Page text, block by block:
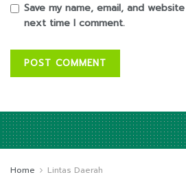
Save my name, email, and
next time I comment.
Home Lintas Daerah